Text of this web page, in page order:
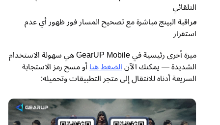
التلقائي
مراقبة البينج مباشرة مع تصحيح المسار فور ظهور أي عدم
استقرار
ميزة أخرى رئيسية في GearUP Mobile هي سهولة الاستخدام
الشديدة — يمكنك الآنالضغط هناأو مسح رمز الاستجابة
السريعة أدناه للانتقال إلى متجر التطبيقات وتحميله: